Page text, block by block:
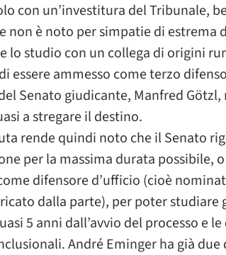
con un’investitura del Tribunale,
non è noto per simpatie di estrema
lo studio con un collega di origini
essere ammesso come terzo
Senato giudicante, Manfred
a stregare il destino.
rende quindi noto che il Senato
per la massima durata possibile,
difensore d’ufficio (cioè
dalla parte), per poter
5 anni dall’avvio del processo e
André Eminger ha già